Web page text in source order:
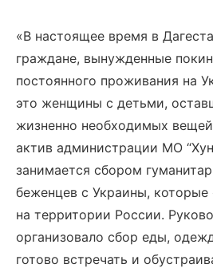
«В настоящее время в
граждане, вынужденные
постоянного проживания на
это женщины с детьми,
жизненно необходимых
актив администрации МО
занимается сбором
беженцев с Украины, которые
на территории России.
организовало сбор еды,
готово встречать и